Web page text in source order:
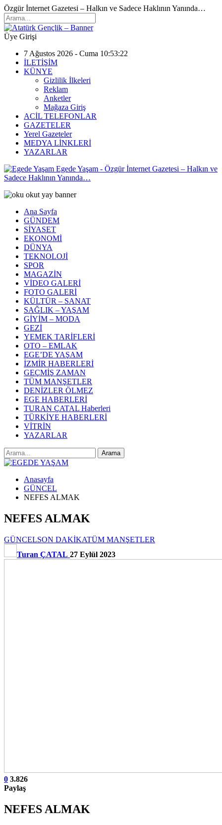
Özgür İnternet Gazetesi – Halkın ve Sadece Haklının Yanında…
Üye Girişi
7 Ağustos 2026 - Cuma 10:53:22
İLETİŞİM
KÜNYE
Gizlilik İlkeleri
Reklam
Anketler
Mağaza Giriş
ACİL TELEFONLAR
GAZETELER
Yerel Gazeteler
MEDYA LİNKLERİ
YAZARLAR
Egede Yaşam - Özgür İnternet Gazetesi – Halkın ve
Sadece Haklının Yanında…
Ana Sayfa
GÜNDEM
SİYASET
EKONOMİ
DÜNYA
TEKNOLOJİ
SPOR
MAGAZİN
VİDEO GALERİ
FOTO GALERİ
KÜLTÜR – SANAT
SAĞLIK – YAŞAM
GİYİM – MODA
GEZİ
YEMEK TARİFLERİ
OTO – EMLAK
EGE’DE YAŞAM
İZMİR HABERLERİ
GEÇMİŞ ZAMAN
TÜM MANŞETLER
DENİZLER ÖLMEZ
EGE HABERLERİ
TURAN ÇATAL Haberleri
TÜRKİYE HABERLERİ
VİTRİN
YAZARLAR
Anasayfa
GÜNCEL
NEFES ALMAK
NEFES ALMAK
GÜNCELSON DAKİKATÜM MANŞETLER
Turan ÇATAL 27 Eylül 2023
0 3.826
Paylaş
NEFES ALMAK